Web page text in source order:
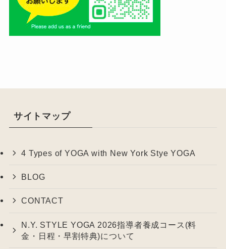
サイトマップ
4 Types of YOGA with New York Stye YOGA
BLOG
CONTACT
N.Y. STYLE YOGA 2026指導者養成コース(料
金・日程・早割特典)について